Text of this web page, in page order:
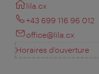
lila.cx
+43 699 116 96 012
office@lila.cx
Horaires d'ouverture